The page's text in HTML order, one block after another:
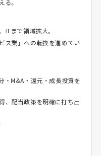
る。
ITまで領域拡大。
ス業」への転換を進めてい
・M&A・還元・成長投資を
、配当政策を明確に打ち出